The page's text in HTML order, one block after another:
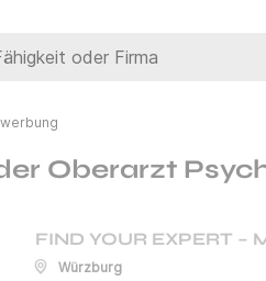
Firma
Oberarzt
FIND YOUR EXPERT –
Würzburg